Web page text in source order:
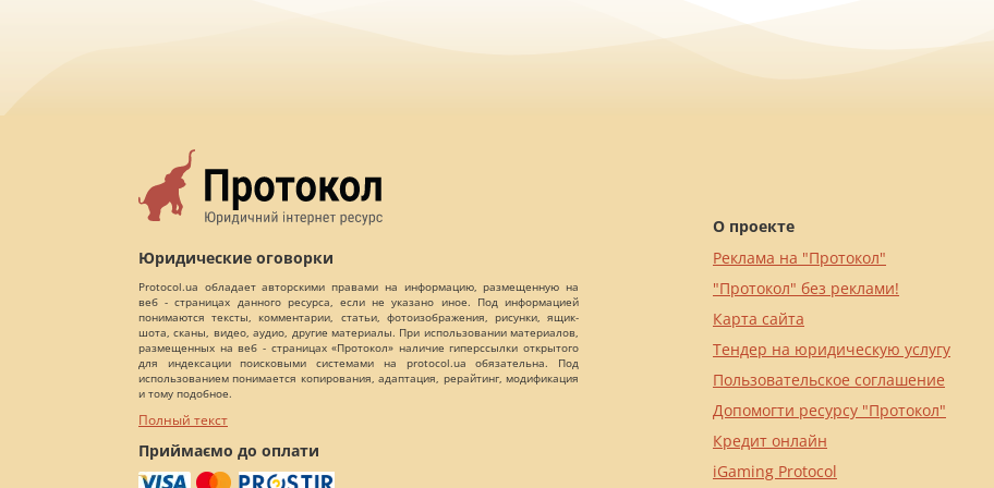
Юридические оговорки
Protocol.ua обладает авторскими правами на информацию, размещенную на
веб - страницах данного ресурса, если не указано иное. Под информацией
понимаются тексты, комментарии, статьи, фотоизображения, рисунки, ящик-
шота, сканы, видео, аудио, другие материалы. При использовании материалов,
размещенных на веб - страницах «Протокол» наличие гиперссылки открытого
для индексации поисковыми системами на protocol.ua обязательна. Под
использованием понимается копирования, адаптация, рерайтинг, модификация
и тому подобное.
Полный текст
Приймаємо до оплати
О проекте
Реклама на "Протокол"
"Протокол" без реклами!
Карта сайта
Тендер на юридическую услугу
Пользовательское соглашение
Допомогти ресурсу "Протокол"
Кредит онлайн
iGaming Protocol